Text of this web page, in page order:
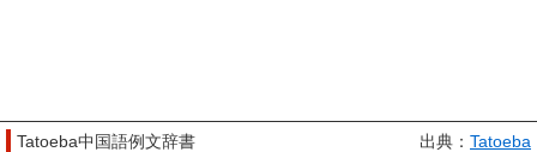
Tatoeba中国語例文辞書 出典： Tatoeba